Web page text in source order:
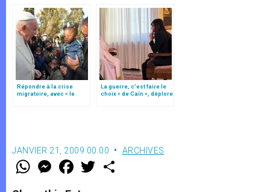
Répondre à la crise
migratoire, avec « le
La guerre, c’est faire le
choix « de Caïn », déplore
JANVIER 21, 2009 00:00 ARCHIVES
W M
e
F
a w